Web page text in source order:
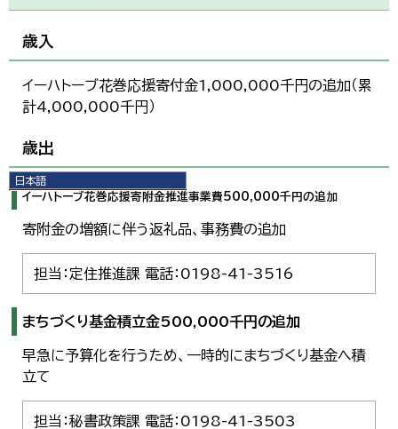
日本語
日本語
한국어
繁體中文
歳入
イーハトーブ花巻応援寄付金1,000,000千円の追加（累
計4,000,000千円）
歳出
イーハトーブ花巻応援寄附金推進事業費500,000千円の追加
寄附金の増額に伴う返礼品、事務費の追加
担当：定住推進課 電話：0198-41-3516
まちづくり基金積立金500,000千円の追加
早急に予算化を行うため、一時的にまちづくり基金へ積
立て
担当：秘書政策課 電話：0198-41-3503